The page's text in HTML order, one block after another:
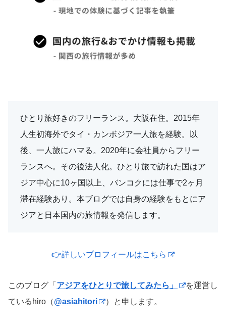
ひとり旅好きのフリーランス。大阪在住。2015年
人生初海外でタイ・カンボジア一人旅を経験。以
後、一人旅にハマる。2020年に会社員からフリー
ランスへ。その後法人化。ひとり旅で訪れた国はア
ジア中心に10ヶ国以上、バンコクには仕事で2ヶ月
滞在経験あり。本ブログでは自身の経験をもとにア
ジアと日本国内の旅情報を発信します。
👉詳しいプロフィールはこちら
このブログ「 アジアをひとりで旅してみたら」
を運営し
ているhiro（@asiahitori ）と申します。